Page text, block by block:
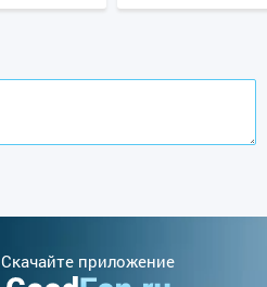
Cкачайте приложение